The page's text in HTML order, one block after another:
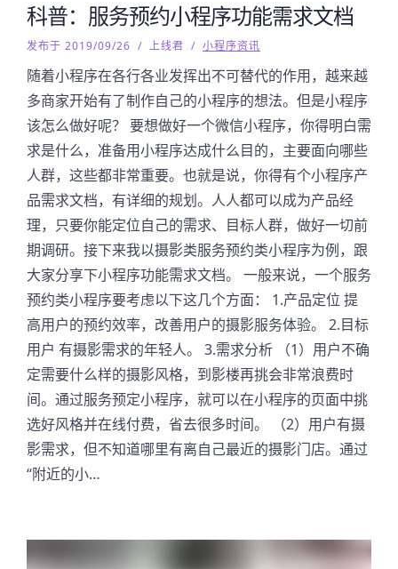
科普：服务预约小程序功能需求文档
发布于 2019/09/26 / 上线君 / 小程序资讯
随着小程序在各行各业发挥出不可替代的作用，越来越
多商家开始有了制作自己的小程序的想法。但是小程序
该怎么做好呢？ 要想做好一个微信小程序，你得明白需
求是什么，准备用小程序达成什么目的，主要面向哪些
人群，这些都非常重要。也就是说，你得有个小程序产
品需求文档，有详细的规划。人人都可以成为产品经
理，只要你能定位自己的需求、目标人群，做好一切前
期调研。接下来我以摄影类服务预约类小程序为例，跟
大家分享下小程序功能需求文档。 一般来说，一个服务
预约类小程序要考虑以下这几个方面： 1.产品定位 提
高用户的预约效率，改善用户的摄影服务体验。 2.目标
用户 有摄影需求的年轻人。 3.需求分析 （1）用户不确
定需要什么样的摄影风格，到影楼再挑会非常浪费时
间。通过服务预定小程序，就可以在小程序的页面中挑
选好风格并在线付费，省去很多时间。 （2）用户有摄
影需求，但不知道哪里有离自己最近的摄影门店。通过
“附近的小…